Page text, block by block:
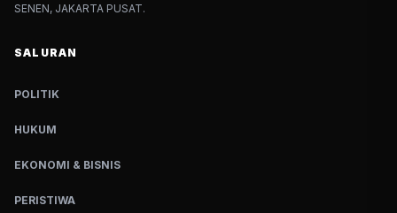
SENEN, JAKARTA PUSAT.
SALURAN
POLITIK
HUKUM
EKONOMI & BISNIS
PERISTIWA